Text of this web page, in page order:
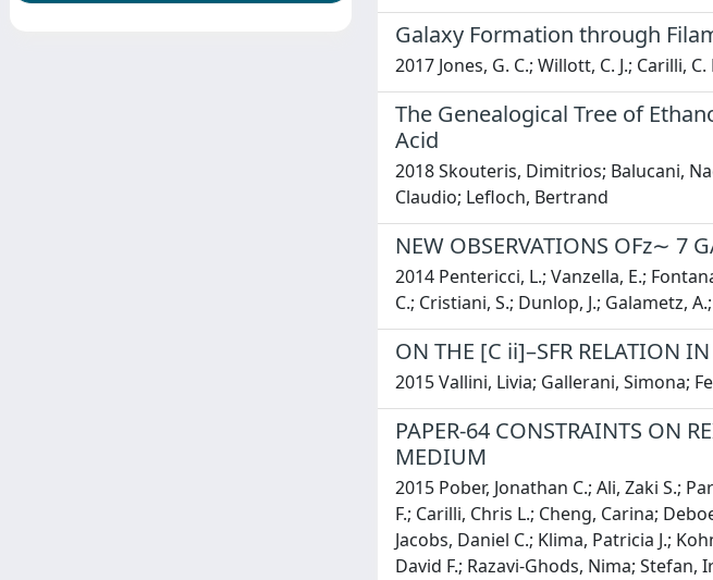
Galaxy Formation through
2017 Jones, G. C.; Willott, C. J.; Carilli,
The Genealogical Tree of
Acid
2018 Skouteris, Dimitrios; Balucani,
Claudio; Lefloch, Bertrand
NEW OBSERVATIONS OFz∼ 7
2014 Pentericci, L.; Vanzella, E.;
C.; Cristiani, S.; Dunlop, J.; Galametz,
ON THE [C ii]–SFR RELATION
2015 Vallini, Livia; Gallerani, Simona;
PAPER-64 CONSTRAINTS ON
MEDIUM
2015 Pober, Jonathan C.; Ali, Zaki S.;
F.; Carilli, Chris L.; Cheng, Carina;
Jacobs, Daniel C.; Klima, Patricia J.;
David F.; Razavi-Ghods, Nima;